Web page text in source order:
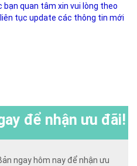
bạn quan tâm xin vui lòng theo
tục update các thông tin mới
để nhận ưu đãi!
ngay hôm nay để nhận ưu